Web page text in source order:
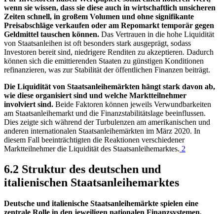
wenn sie wissen, dass sie diese auch in wirtschaftlich unsicheren
Zeiten schnell, in großem Volumen und ohne signifikante
Preisabschläge verkaufen oder am Repomarkt temporär gegen
Geldmittel tauschen können. Das Vertrauen in die hohe Liquidität
von Staatsanleihen ist oft besonders stark ausgeprägt, sodass
Investoren bereit sind, niedrigere Renditen zu akzeptieren. Dadurch
können sich die emittierenden Staaten zu günstigen Konditionen
refinanzieren, was zur Stabilität der öffentlichen Finanzen beiträgt.
Die Liquidität von Staatsanleihemärkten hängt stark davon ab,
wie diese organisiert sind und welche Marktteilnehmer
involviert sind. Beide Faktoren können jeweils Verwundbarkeiten
am Staatsanleihemarkt und die Finanzstabilitätslage beeinflussen.
Dies zeigte sich während der Turbulenzen am amerikanischen und
anderen internationalen Staatsanleihemärkten im März 2020. In
diesem Fall beeinträchtigten die Reaktionen verschiedener
Marktteilnehmer die Liquidität des Staatsanleihemarktes. 2
6.2 Struktur des deutschen und
italienischen Staatsanleihemarktes
Deutsche und italienische Staatsanleihemärkte spielen eine